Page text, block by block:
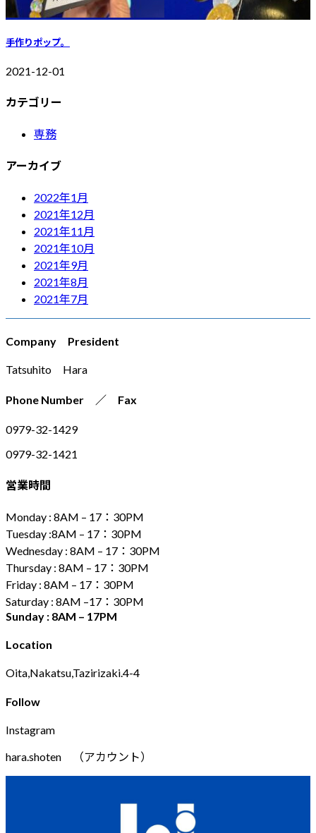
手作りポップ。
2021-12-01
カテゴリー
専務
アーカイブ
2022年1月
2021年12月
2021年11月
2021年10月
2021年9月
2021年8月
2021年7月
Company President
Tatsuhito Hara
Phone Number ／ Fax
0979-32-1429
0979-32-1421
営業時間
Monday : 8AM – 17：30PM
Tuesday :8AM – 17：30PM
Wednesday : 8AM – 17：30PM
Thursday : 8AM – 17：30PM
Friday : 8AM – 17：30PM
Saturday : 8AM –17：30PM
Sunday : 8AM – 17PM
Location
Oita,Nakatsu,Tazirizaki.4-4
Follow
Instagram
hara.shoten （アカウント）